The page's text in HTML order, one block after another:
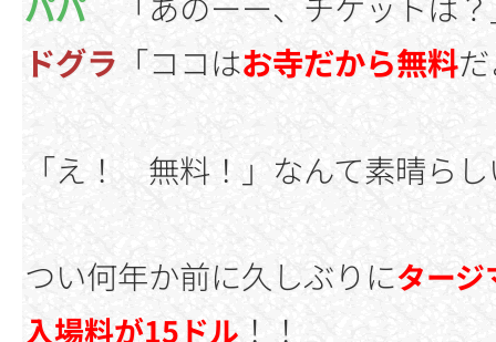
ドグラ 「ココはお寺だから無料
「え！ 無料！」なんて素晴ら
つい何年か前に久しぶりにタージ
入場料が15ドル ！！